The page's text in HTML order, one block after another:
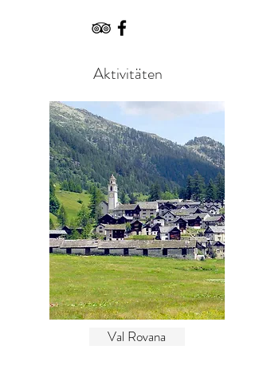
Aktivitäten
Val Rovana